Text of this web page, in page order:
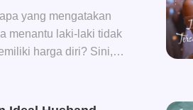
yang mengatakan
menantu laki-laki tidak
harga diri? Sini,
begitu aku akan